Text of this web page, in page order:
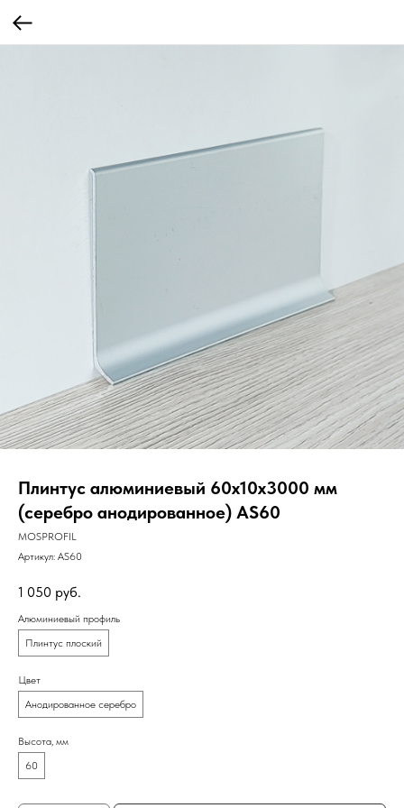
Плинтус алюминиевый 60х10х3000 мм
(серебро анодированное) AS60
MOSPROFIL
Артикул: AS60
1 050 руб.
Алюминиевый профиль
Плинтус плоский
Цвет
Анодированное серебро
Высота, мм
60